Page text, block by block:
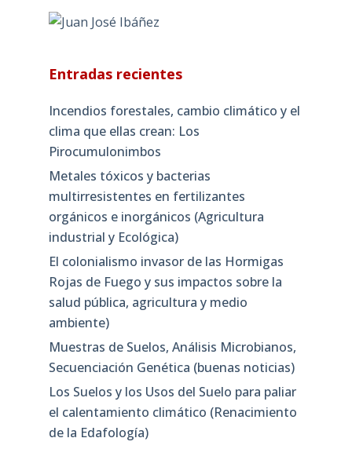
Entradas recientes
Incendios forestales, cambio climático y el
clima que ellas crean: Los
Pirocumulonimbos
Metales tóxicos y bacterias
multirresistentes en fertilizantes
orgánicos e inorgánicos (Agricultura
industrial y Ecológica)
El colonialismo invasor de las Hormigas
Rojas de Fuego y sus impactos sobre la
salud pública, agricultura y medio
ambiente)
Muestras de Suelos, Análisis Microbianos,
Secuenciación Genética (buenas noticias)
Los Suelos y los Usos del Suelo para paliar
el calentamiento climático (Renacimiento
de la Edafología)